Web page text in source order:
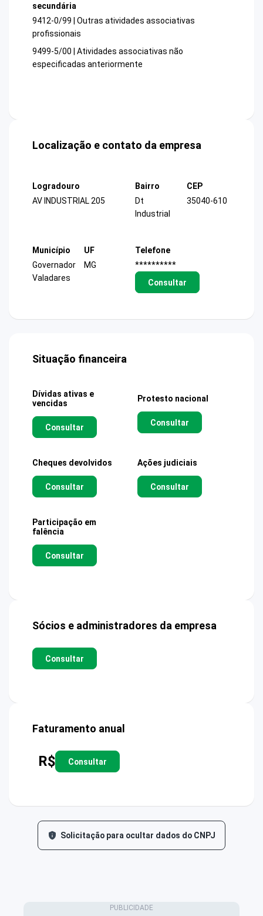
secundária
9412-0/99 | Outras atividades associativas
profissionais
9499-5/00 | Atividades associativas não
especificadas anteriormente
Localização e contato da empresa
Logradouro
AV INDUSTRIAL 205
Bairro
Dt
Industrial
CEP
35040-610
Município
Governador
Valadares
UF
MG
Telefone
**********
Consultar
Situação financeira
Dívidas ativas e
vencidas
Consultar
Protesto nacional
Consultar
Cheques devolvidos
Consultar
Ações judiciais
Consultar
Participação em
falência
Consultar
Sócios e administradores da empresa
Consultar
Faturamento anual
R$ Consultar
Solicitação para ocultar dados do CNPJ